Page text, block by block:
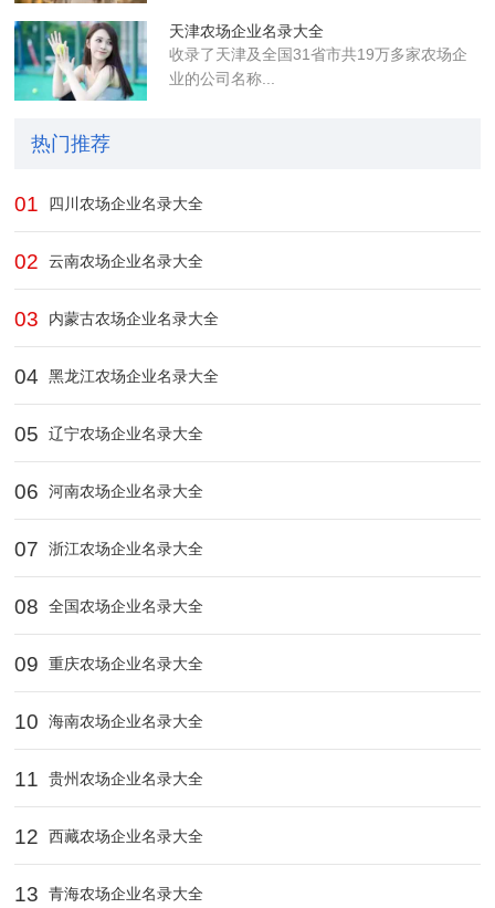
天津农场企业名录大全
收录了天津及全国31省市共19万多家农场企
业的公司名称...
热门推荐
01 四川农场企业名录大全
02 云南农场企业名录大全
03 内蒙古农场企业名录大全
04 黑龙江农场企业名录大全
05 辽宁农场企业名录大全
06 河南农场企业名录大全
07 浙江农场企业名录大全
08 全国农场企业名录大全
09 重庆农场企业名录大全
10 海南农场企业名录大全
11 贵州农场企业名录大全
12 西藏农场企业名录大全
13 青海农场企业名录大全